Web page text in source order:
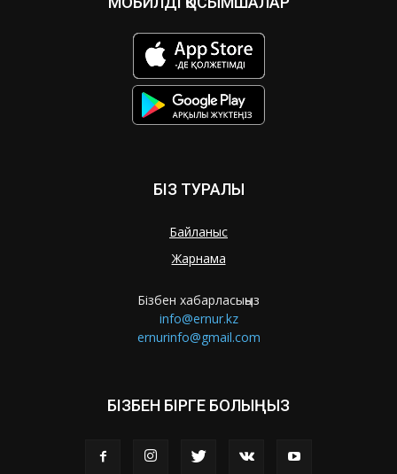
БІЗ ТУРАЛЫ
Байланыс
Жарнама
Бізбен хабарласыңыз
info@ernur.kz
ernurinfo@gmail.com
БІЗБЕН БІРГЕ БОЛЫҢЫЗ